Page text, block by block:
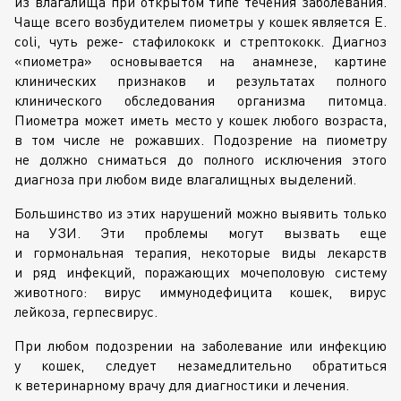
Чаще всего возбудителем пиометры у кошек является E.
coli, чуть реже- стафилококк и стрептококк. Диагноз
«пиометра» основывается на анамнезе, картине
клинических признаков и результатах полного
клинического обследования организма питомца.
Пиометра может иметь место у кошек любого возраста,
в том числе не рожавших. Подозрение на пиометру
не должно сниматься до полного исключения этого
диагноза при любом виде влагалищных выделений.
Большинство из этих нарушений можно выявить только
на УЗИ. Эти проблемы могут вызвать еще
и гормональная терапия, некоторые виды лекарств
и ряд инфекций, поражающих мочеполовую систему
животного: вирус иммунодефицита кошек, вирус
лейкоза, герпесвирус.
При любом подозрении на заболевание или инфекцию
у кошек, следует незамедлительно обратиться
к ветеринарному врачу для диагностики и лечения.